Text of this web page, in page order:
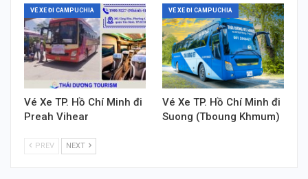
VÉ XE ĐI CAMPUCHIA
Vé Xe TP. Hồ Chí Minh đi
Preah Vihear
VÉ XE ĐI CAMPUCHIA
Vé Xe TP. Hồ Chí Minh đi
Suong (Tboung Khmum)
PREV NEXT